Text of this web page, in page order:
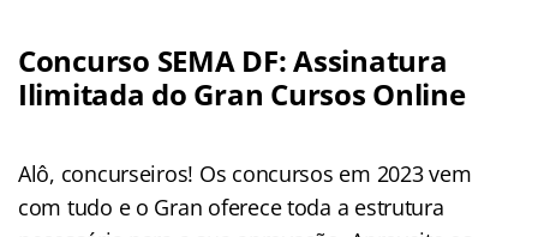
Concurso SEMA DF: Assinatura
Ilimitada do Gran Cursos Online
Alô, concurseiros! Os concursos em 2023 vem
com tudo e o Gran oferece toda a estrutura